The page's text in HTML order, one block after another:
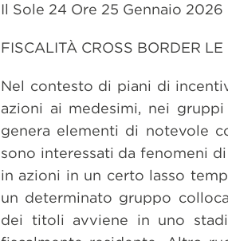
Il Sole 24 Ore 25 Gennaio
FISCALITÀ CROSS BORDER
Nel contesto di piani di
azioni ai medesimi, nei
genera elementi di notevole
sono interessati da fenomeni
in azioni in un certo lasso
un determinato gruppo
dei titoli avviene in uno